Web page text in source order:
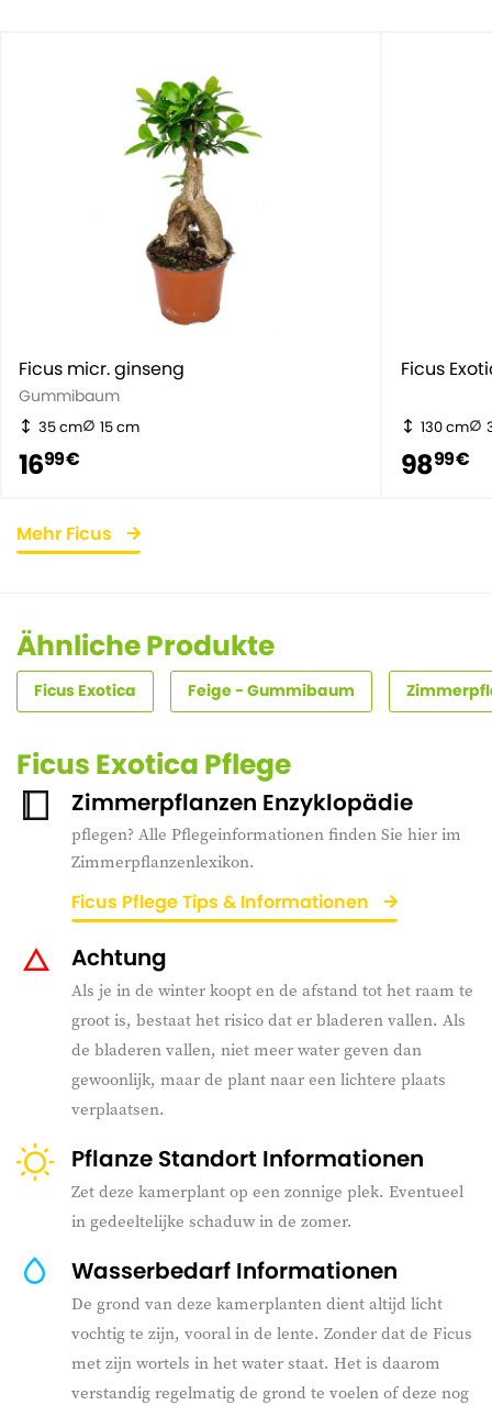
Ficus micr. ginseng
Gummibaum
35 cm 15 cm
1699 €
Ficus
130 cm
9899 €
Mehr Ficus
Ähnliche Produkte
Ficus Exotica Feige - Gummibaum
Ficus Exotica Pflege
Zimmerpflanzen Enzyklopädie
pflegen? Alle Pflegeinformationen finden Sie hier im
Zimmerpflanzenlexikon.
Ficus Pflege Tips & Informationen
Achtung
Als je in de winter koopt en de afstand tot het raam te
groot is, bestaat het risico dat er bladeren vallen. Als
de bladeren vallen, niet meer water geven dan
gewoonlijk, maar de plant naar een lichtere plaats
verplaatsen.
Pflanze Standort Informationen
Zet deze kamerplant op een zonnige plek. Eventueel
in gedeeltelijke schaduw in de zomer.
Wasserbedarf Informationen
De grond van deze kamerplanten dient altijd licht
vochtig te zijn, vooral in de lente. Zonder dat de Ficus
met zijn wortels in het water staat. Het is daarom
verstandig regelmatig de grond te voelen of deze nog